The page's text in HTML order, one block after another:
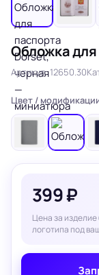
Обложка для
Артикул: 12650.30
Цвет /
399 ₽
Цена за
логотипа под